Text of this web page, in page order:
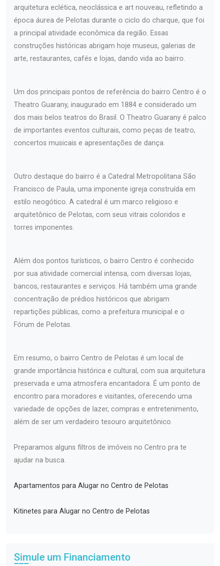
arquitetura eclética, neoclássica e art nouveau, refletindo a
época áurea de Pelotas durante o ciclo do charque, que foi
a principal atividade econômica da região. Essas
construções históricas abrigam hoje museus, galerias de
arte, restaurantes, cafés e lojas, dando vida ao bairro.
Um dos principais pontos de referência do bairro Centro é o
Theatro Guarany, inaugurado em 1884 e considerado um
dos mais belos teatros do Brasil. O Theatro Guarany é palco
de importantes eventos culturais, como peças de teatro,
concertos musicais e apresentações de dança.
Outro destaque do bairro é a Catedral Metropolitana São
Francisco de Paula, uma imponente igreja construída em
estilo neogótico. A catedral é um marco religioso e
arquitetônico de Pelotas, com seus vitrais coloridos e
torres imponentes.
Além dos pontos turísticos, o bairro Centro é conhecido
por sua atividade comercial intensa, com diversas lojas,
bancos, restaurantes e serviços. Há também uma grande
concentração de prédios históricos que abrigam
repartições públicas, como a prefeitura municipal e o
Fórum de Pelotas.
Em resumo, o bairro Centro de Pelotas é um local de
grande importância histórica e cultural, com sua arquitetura
preservada e uma atmosfera encantadora. É um ponto de
encontro para moradores e visitantes, oferecendo uma
variedade de opções de lazer, compras e entretenimento,
além de ser um verdadeiro tesouro arquitetônico.
Preparamos alguns filtros de imóveis no Centro pra te
ajudar na busca.
Apartamentos para Alugar no Centro de Pelotas
Kitinetes para Alugar no Centro de Pelotas
Simule um Financiamento